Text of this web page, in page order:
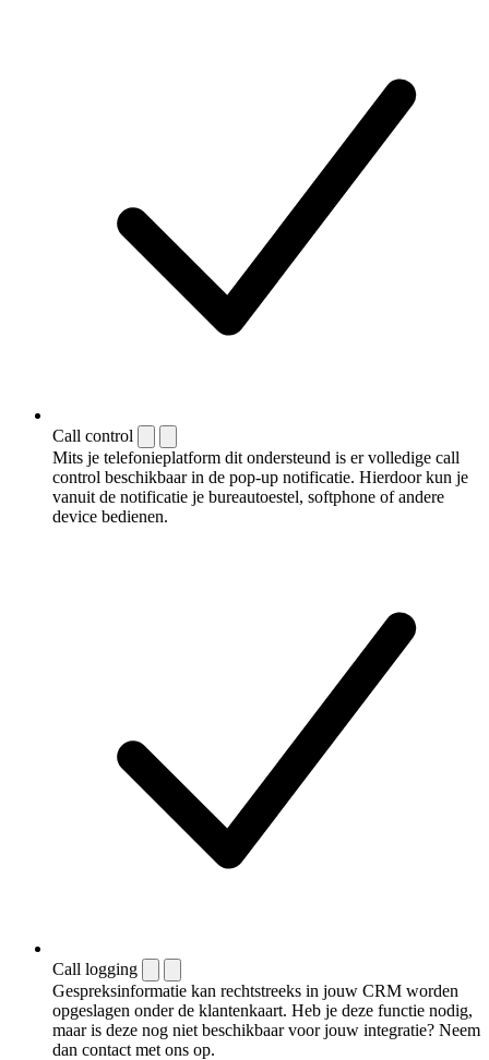
Call control
Mits je telefonieplatform dit ondersteund is er volledige call
control beschikbaar in de pop-up notificatie. Hierdoor kun je
vanuit de notificatie je bureautoestel, softphone of andere
device bedienen.
Call logging
Gespreksinformatie kan rechtstreeks in jouw CRM worden
opgeslagen onder de klantenkaart. Heb je deze functie nodig,
maar is deze nog niet beschikbaar voor jouw integratie? Neem
dan contact met ons op.